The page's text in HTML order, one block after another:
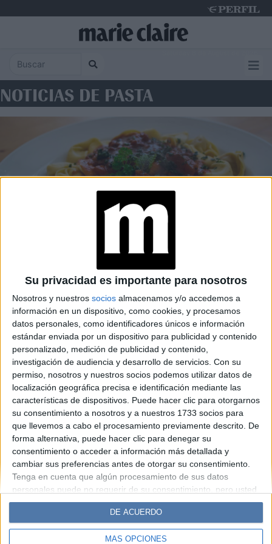
Su privacidad es importante para nosotros
Nosotros y nuestros socios almacenamos y/o accedemos a
información en un dispositivo, como cookies, y procesamos
datos personales, como identificadores únicos e información
estándar enviada por un dispositivo para publicidad y contenido
personalizado, medición de publicidad y contenido,
investigación de audiencia y desarrollo de servicios. Con su
permiso, nosotros y nuestros socios podemos utilizar datos de
localización geográfica precisa e identificación mediante las
características de dispositivos. Puede hacer clic para otorgarnos
su consentimiento a nosotros y a nuestros 1733 socios para
que llevemos a cabo el procesamiento previamente descrito. De
forma alternativa, puede hacer clic para denegar su
consentimiento o acceder a información más detallada y
cambiar sus preferencias antes de otorgar su consentimiento.
Tenga en cuenta que algún procesamiento de sus datos
personales puede no requerir de su consentimiento, pero usted
tiene el derecho de rechazar tal procesamiento. Sus
preferencias se aplicarán solo a este sitio web. Puede cambiar
sus preferencias o retirar su consentimiento en cualquier
momento volviendo a este sitio y haciendo clic en el botón
MÁS OPCIONES
DE ACUERDO
NOTICIAS DE PASTA
RECETAS
Cómo hacer capelettis
rellenos en casa: receta fácil y
deliciosa
Espacio Publicitario
Diario Perfil Caras Noticias
Fortuna
Hombre
Weekend Parabrisas
Supercampo
Lunateen